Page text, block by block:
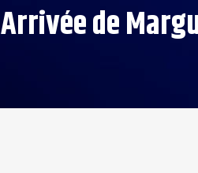
Arrivée de